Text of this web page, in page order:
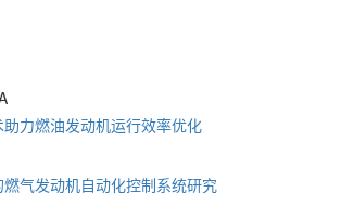
力燃油发动机运行效率优化
气发动机自动化控制系统研究